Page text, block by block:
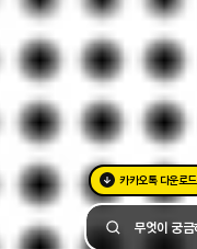
카카오톡 다운로드